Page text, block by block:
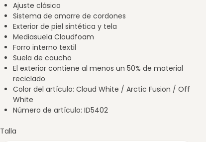
Ajuste clásico
Sistema de amarre de cordones
Exterior de piel sintética y tela
Mediasuela Cloudfoam
Forro interno textil
Suela de caucho
El exterior contiene al menos un 50% de material
reciclado
Color del artículo: Cloud White / Arctic Fusion / Off
White
Número de artículo: ID5402
Talla